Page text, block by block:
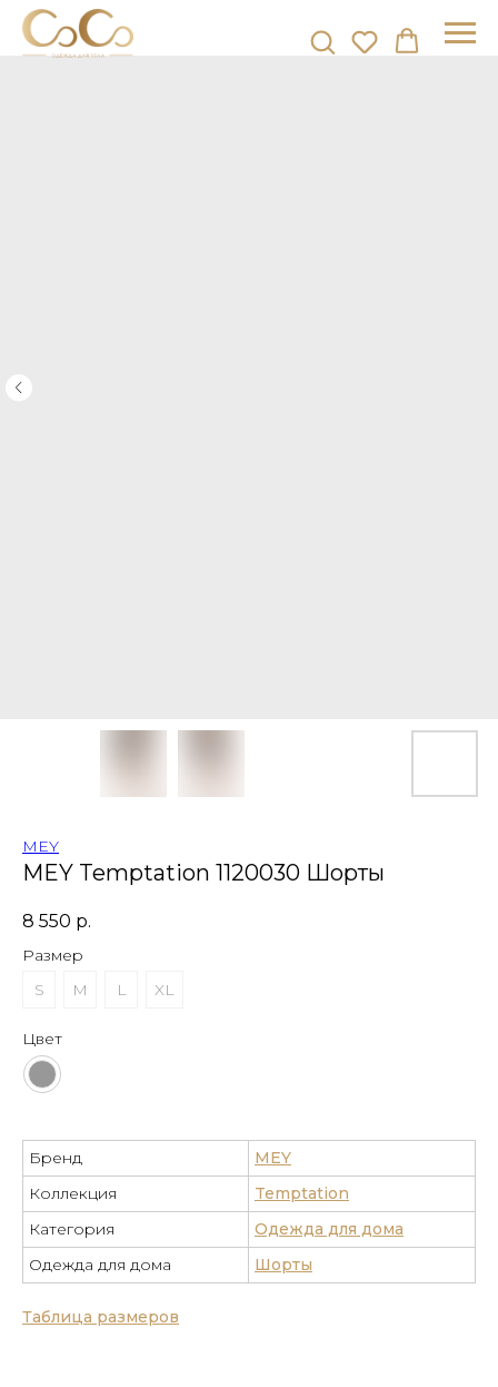
MEY Temptation 1120030 Шорты
MEY
8 550 р.
Размер
S
M L XL
Цвет
Таблица размеров
Бренд
MEY
Коллекция
Temptation
Категория
Одежда для дома
Одежда для дома
Шорты